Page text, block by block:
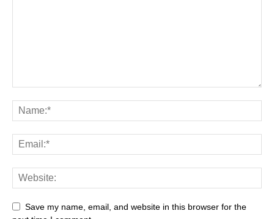
Save my name, email, and website in this browser for the